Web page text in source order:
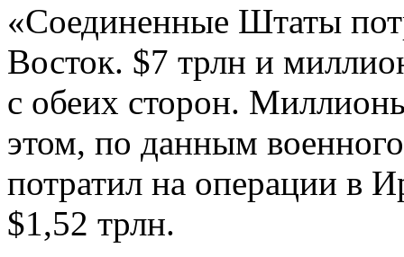
«Соединенные Штаты
Восток. $7 трлн и
с обеих сторон.
этом, по данным
потратил на операции в
$1,52 трлн.